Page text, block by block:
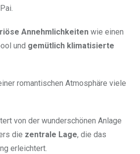
Annehmlichkeiten wie einen
und gemütlich klimatisierte
romantischen Atmosphäre viele
von der wunderschönen Anlage
die zentrale Lage, die das
erleichtert.